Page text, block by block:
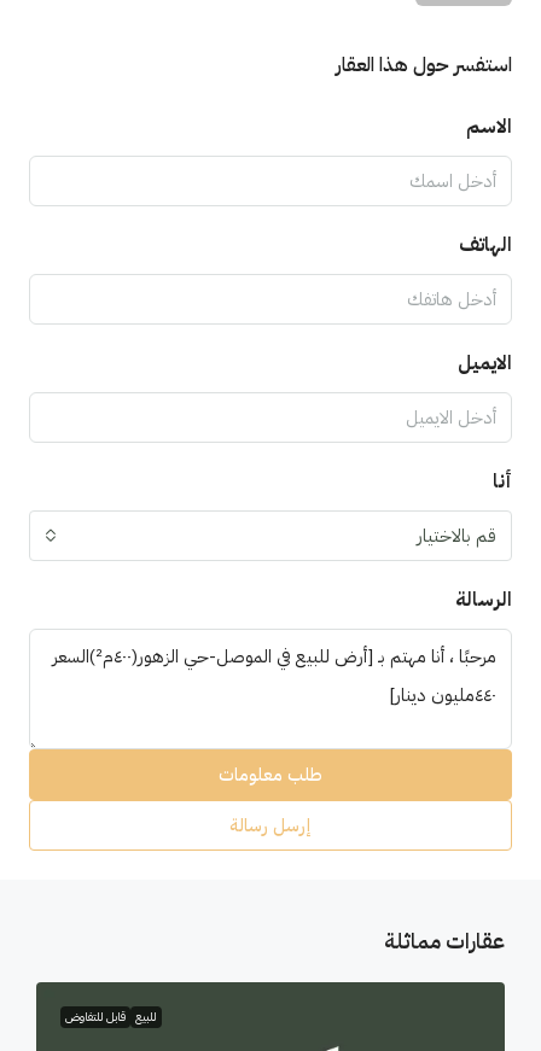
استفسر حول هذا العقار
الاسم
الهاتف
الايميل
أنا
قم بالاختيار
الرسالة
طلب معلومات
إرسل رسالة
عقارات مماثلة
للبيع قابل للتفاوض